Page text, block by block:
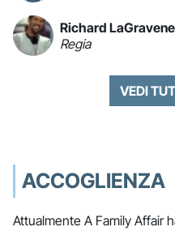
Richard
Regia
VEDI
ACCOGLIENZA
Attualmente A Family Affair